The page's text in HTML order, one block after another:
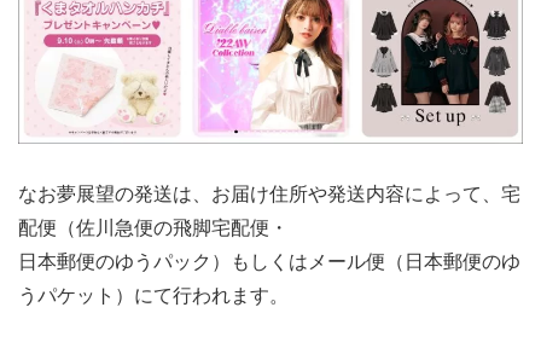
なお夢展望の発送は、お届け住所や発送内容によって、宅
配便（佐川急便の飛脚宅配便・
日本郵便のゆうパック）もしくはメール便（日本郵便のゆ
うパケット）にて行われます。